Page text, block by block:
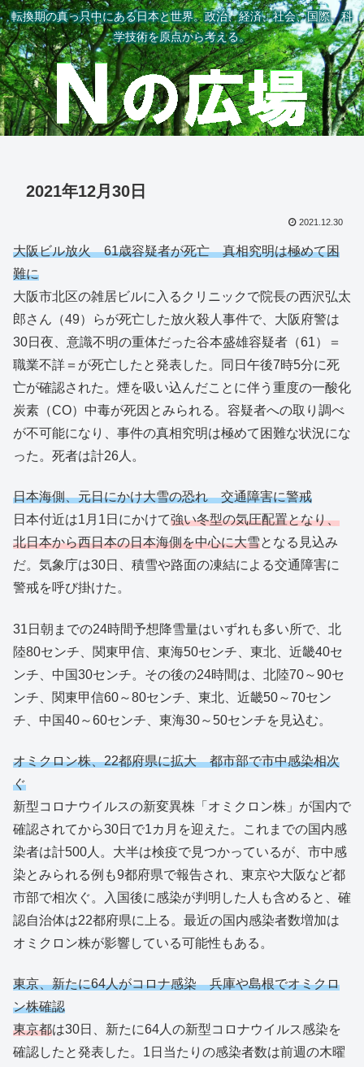
転換期の真っ只中にある日本と世界。政治、経済、社会、国際、科
学技術を原点から考える。
2021年12月30日
2021.12.30
大阪ビル放火 61歳容疑者が死亡 真相究明は極めて困
難に
大阪市北区の雑居ビルに入るクリニックで院長の西沢弘太
郎さん（49）らが死亡した放火殺人事件で、大阪府警は
30日夜、意識不明の重体だった谷本盛雄容疑者（61）＝
職業不詳＝が死亡したと発表した。同日午後7時5分に死
亡が確認された。煙を吸い込んだことに伴う重度の一酸化
炭素（CO）中毒が死因とみられる。容疑者への取り調べ
が不可能になり、事件の真相究明は極めて困難な状況にな
った。死者は計26人。
日本海側、元日にかけ大雪の恐れ 交通障害に警戒
日本付近は1月1日にかけて強い冬型の気圧配置となり、
北日本から西日本の日本海側を中心に大雪となる見込み
だ。気象庁は30日、積雪や路面の凍結による交通障害に
警戒を呼び掛けた。
31日朝までの24時間予想降雪量はいずれも多い所で、北
陸80センチ、関東甲信、東海50センチ、東北、近畿40セ
ンチ、中国30センチ。その後の24時間は、北陸70～90セ
ンチ、関東甲信60～80センチ、東北、近畿50～70セン
チ、中国40～60センチ、東海30～50センチを見込む。
オミクロン株、22都府県に拡大 都市部で市中感染相次
ぐ
新型コロナウイルスの新変異株「オミクロン株」が国内で
確認されてから30日で1カ月を迎えた。これまでの国内感
染者は計500人。大半は検疫で見つかっているが、市中感
染とみられる例も9都府県で報告され、東京や大阪など都
市部で相次ぐ。入国後に感染が判明した人も含めると、確
認自治体は22都府県に上る。最近の国内感染者数増加は
オミクロン株が影響している可能性もある。
東京、新たに64人がコロナ感染 兵庫や島根でオミクロ
ン株確認
東京都は30日、新たに64人の新型コロナウイルス感染を
確認したと発表した。1日当たりの感染者数は前週の木曜